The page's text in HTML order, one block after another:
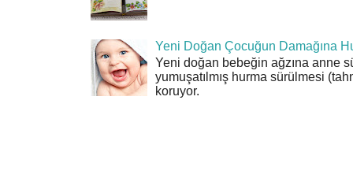
Yeni Doğan Çocuğun Damağına
Yeni doğan bebeğin ağzına anne
yumuşatılmış hurma sürülmesi
koruyor.